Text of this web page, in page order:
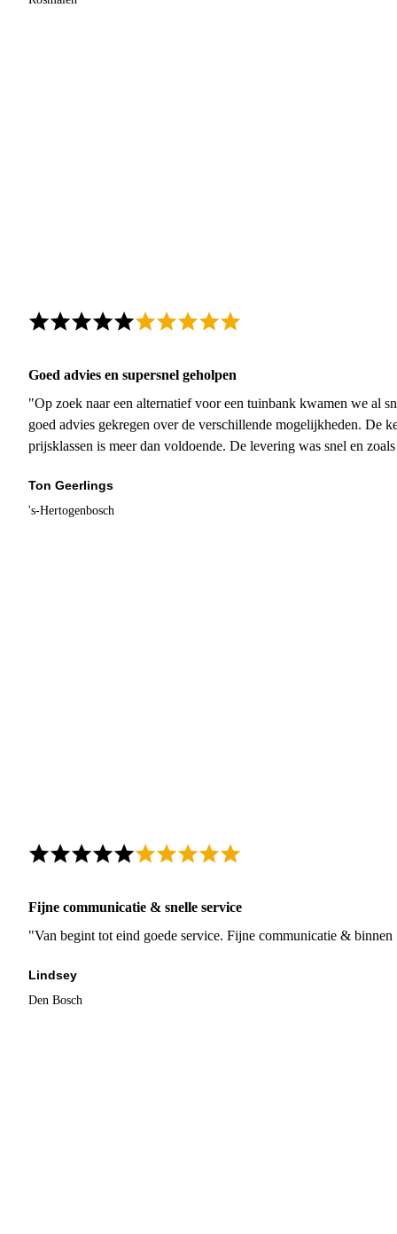
Goed advies en supersnel geholpen
"Op zoek naar een alternatief voor een tuinbank kwamen we al
goed advies gekregen over de verschillende mogelijkheden. De
prijsklassen is meer dan voldoende. De levering was snel en
Ton Geerlings
's-Hertogenbosch
Fijne communicatie & snelle service
"Van begint tot eind goede service. Fijne communicatie &
Lindsey
Den Bosch